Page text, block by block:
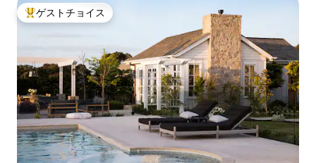
大好評のゲストチョイスです。
ゲストチョイス